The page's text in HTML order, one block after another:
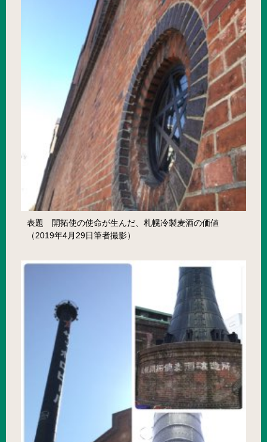
表題 開拓使の使命が生んだ、札幌冷製麦酒の価値
（2019年4月29日筆者撮影）